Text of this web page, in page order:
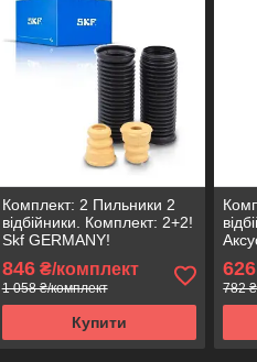
Комплект: 2 Пильники 2
відбійники. Комплект: 2+2!
Skf GERMANY!
846₴/комплект
1 058 ₴/комплект
Купити
626
782